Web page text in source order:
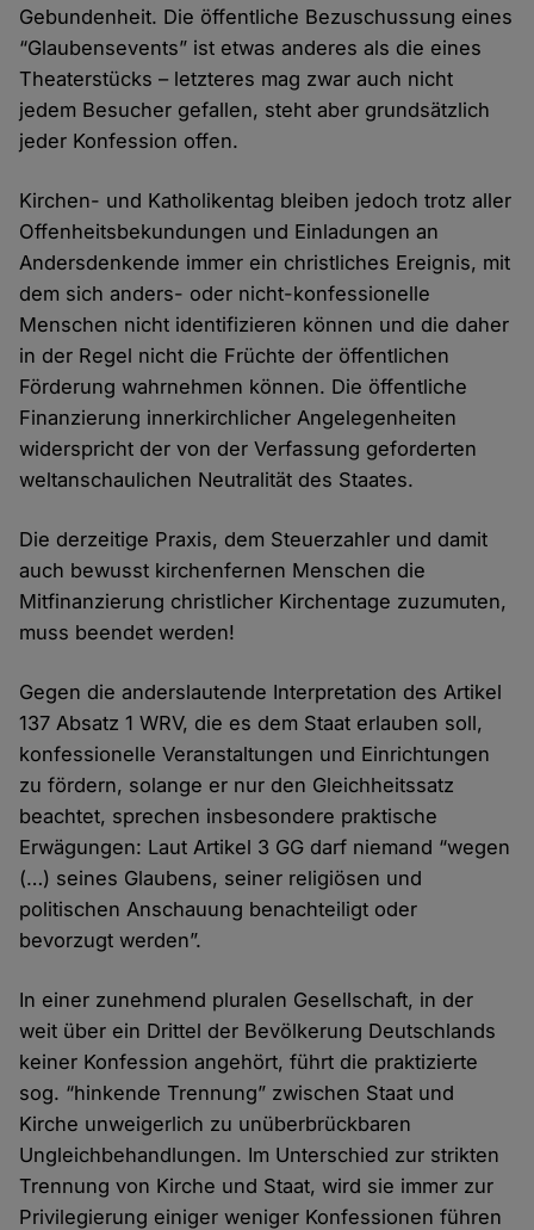
Gebundenheit. Die öffentliche Bezuschussung eines
“Glaubensevents” ist etwas anderes als die eines
Theaterstücks – letzteres mag zwar auch nicht
jedem Besucher gefallen, steht aber grundsätzlich
jeder Konfession offen.
Kirchen- und Katholikentag bleiben jedoch trotz aller
Offenheitsbekundungen und Einladungen an
Andersdenkende immer ein christliches Ereignis, mit
dem sich anders- oder nicht-konfessionelle
Menschen nicht identifizieren können und die daher
in der Regel nicht die Früchte der öffentlichen
Förderung wahrnehmen können. Die öffentliche
Finanzierung innerkirchlicher Angelegenheiten
widerspricht der von der Verfassung geforderten
weltanschaulichen Neutralität des Staates.
Die derzeitige Praxis, dem Steuerzahler und damit
auch bewusst kirchenfernen Menschen die
Mitfinanzierung christlicher Kirchentage zuzumuten,
muss beendet werden!
Gegen die anderslautende Interpretation des Artikel
137 Absatz 1 WRV, die es dem Staat erlauben soll,
konfessionelle Veranstaltungen und Einrichtungen
zu fördern, solange er nur den Gleichheitssatz
beachtet, sprechen insbesondere praktische
Erwägungen: Laut Artikel 3 GG darf niemand “wegen
(…) seines Glaubens, seiner religiösen und
politischen Anschauung benachteiligt oder
bevorzugt werden”.
In einer zunehmend pluralen Gesellschaft, in der
weit über ein Drittel der Bevölkerung Deutschlands
keiner Konfession angehört, führt die praktizierte
sog. “hinkende Trennung” zwischen Staat und
Kirche unweigerlich zu unüberbrückbaren
Ungleichbehandlungen. Im Unterschied zur strikten
Trennung von Kirche und Staat, wird sie immer zur
Privilegierung einiger weniger Konfessionen führen